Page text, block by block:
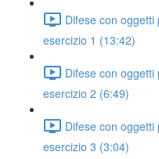
Difese con
esercizio 1 (13:42)
Difese con
esercizio 2 (6:49)
Difese con
esercizio 3 (3:04)